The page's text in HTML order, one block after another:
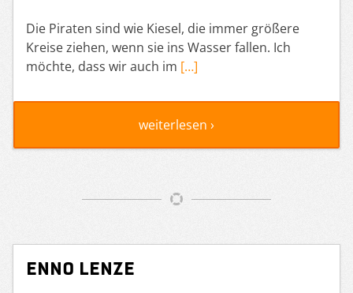
Die Piraten sind wie Kiesel, die immer größere
Kreise ziehen, wenn sie ins Wasser fallen. Ich
möchte, dass wir auch im […]
weiterlesen ›
Enno Lenze